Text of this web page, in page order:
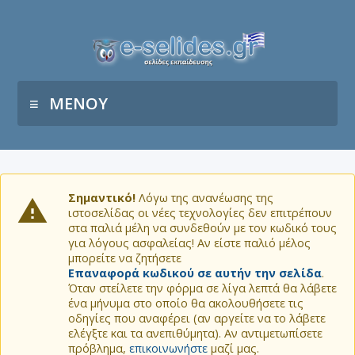
ΜΕΝΟΥ
Σημαντικό! Λόγω της ανανέωσης της
ιστοσελίδας οι νέες τεχνολογίες δεν επιτρέπουν
στα παλιά μέλη να συνδεθούν με τον κωδικό τους
για λόγους ασφαλείας! Αν είστε παλιό μέλος
μπορείτε να ζητήσετε
Επαναφορά κωδικού σε αυτήν την σελίδα.
Όταν στείλετε την φόρμα σε λίγα λεπτά θα λάβετε
ένα μήνυμα στο οποίο θα ακολουθήσετε τις
οδηγίες που αναφέρει (αν αργείτε να το λάβετε
ελέγξτε και τα ανεπιθύμητα). Αν αντιμετωπίσετε
πρόβλημα, επικοινωνήστε μαζί μας.